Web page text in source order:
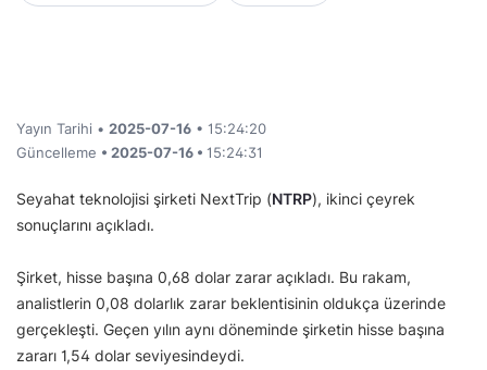
Yayın Tarihi • 2025-07-16 • 15:24:20
Güncelleme • 2025-07-16 • 15:24:31
Seyahat teknolojisi şirketi NextTrip (NTRP), ikinci çeyrek
sonuçlarını açıkladı.
Şirket, hisse başına 0,68 dolar zarar açıkladı. Bu rakam,
analistlerin 0,08 dolarlık zarar beklentisinin oldukça üzerinde
gerçekleşti. Geçen yılın aynı döneminde şirketin hisse başına
zararı 1,54 dolar seviyesindeydi.